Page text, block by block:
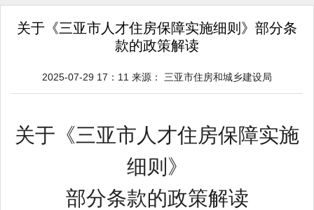
关于《三亚市人才住房保障实施细则》部分条
款的政策解读
2025-07-29 17：11 来源： 三亚市住房和城乡建设局
关于《三亚市人才住房保障实施
细则》
部分条款的政策解读